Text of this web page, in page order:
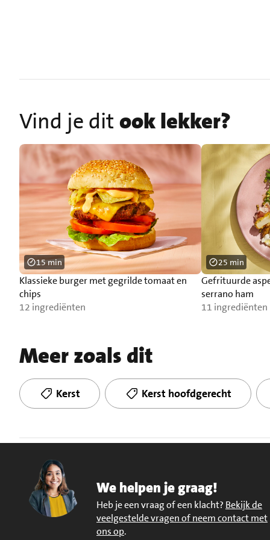
Vind je ditook lekker?
Klassieke burger met gegrilde tomaat en
chips
12 ingrediënten
15 min
Gefrituurde
serrano ham
11 ingrediënten
25 min
Meer zoals dit
Kerst Kerst hoofdgerecht
We helpen je graag!
Heb je een vraag of een klacht? Bekijk de
veelgestelde vragen of neem contact met
ons op.